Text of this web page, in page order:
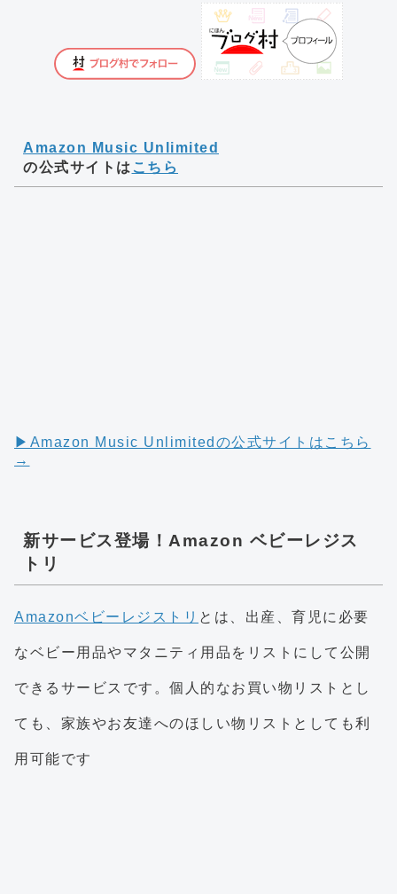
Amazon Music Unlimited
の公式サイトは こちら
▶︎Amazon Music Unlimitedの公式サイトはこちら
→
新サービス登場！Amazon ベビーレジス
トリ
Amazonベビーレジストリ とは、出産、育児に必要
なベビー用品やマタニティ用品をリストにして公開
できるサービスです。個人的なお買い物リストとし
ても、家族やお友達へのほしい物リストとしても利
用可能です